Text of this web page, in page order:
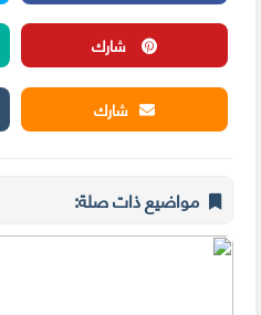
شارك
شارك
مواضيع ذات صلة: